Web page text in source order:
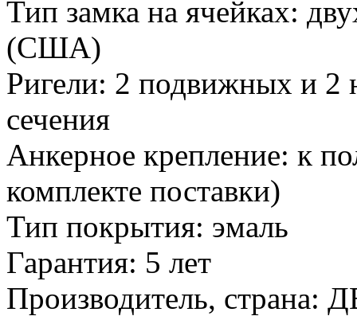
Тип замка на ячейках:
(США)
Ригели: 2 подвижных и 2
сечения
Анкерное крепление: к
комплекте поставки)
Тип покрытия: эмаль
Гарантия: 5 лет
Производитель, страна: